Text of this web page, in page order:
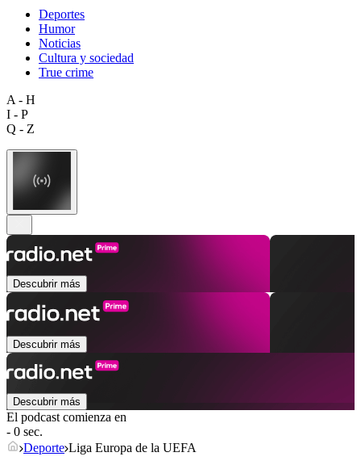
Deportes
Humor
Noticias
Cultura y sociedad
True crime
A - H
I - P
Q - Z
Descubrir más
Descubrir más
Descubrir más
El podcast comienza en
- 0 sec.
Deporte Liga Europa de la UEFA